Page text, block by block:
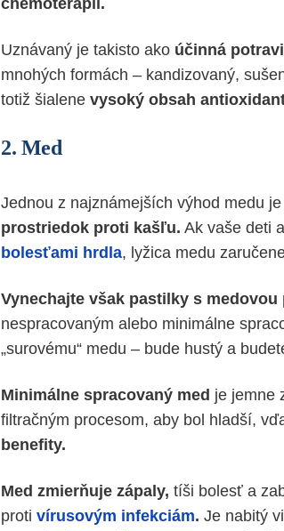
chemoterapii.
Uznávaný je takisto ako účinná
mnohých formách – kandizovaný,
totiž šialene vysoký obsah
2. Med
Jednou z najznámejších výhod medu
prostriedok proti kašľu. Ak vaše deti
bolesťami hrdla, lyžica medu
Vynechajte však pastilky s
nespracovaným alebo minimálne
„surovému“ medu – bude hustý a
Minimálne spracovaný med je jemne
filtračným procesom, aby bol hladší,
benefity.
Med zmierňuje zápaly, tíši bolesť a
proti vírusovým infekciám. Je nabitý